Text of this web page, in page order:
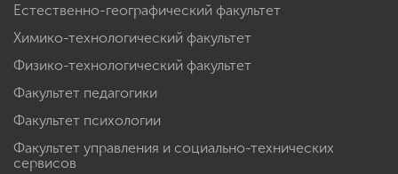
Естественно-географический факультет
Химико-технологический факультет
Физико-технологический факультет
Факультет педагогики
Факультет психологии
Факультет управления и социально-технических
сервисов